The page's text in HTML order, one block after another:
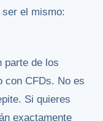
el mismo:
parte de los
con CFDs. No es
Si quieres
exactamente